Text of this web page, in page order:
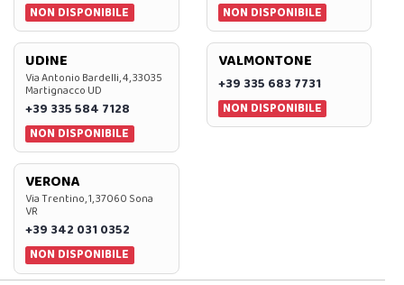
NON DISPONIBILE
NON DISPONIBILE
UDINE
Via Antonio Bardelli, 4, 33035
Martignacco UD
+39 335 584 7128
NON DISPONIBILE
VALMONTONE
+39 335 683 7731
NON DISPONIBILE
VERONA
Via Trentino, 1, 37060 Sona
VR
+39 342 031 0352
NON DISPONIBILE